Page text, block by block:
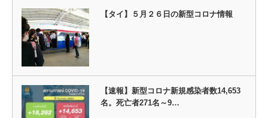
【タイ】５月２６日の新型コロナ情報
【速報】新型コロナ新規感染者数14,653
名。死亡者271名～9…